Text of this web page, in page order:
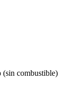
(sin combustible)